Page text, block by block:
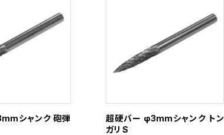
シャンク 砲弾
超硬バー φ3mmシャンク トン
ガリ S